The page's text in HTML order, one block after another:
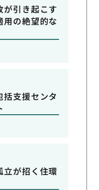
が引き起こす
用の絶望的な
括支援センタ
立が招く住環